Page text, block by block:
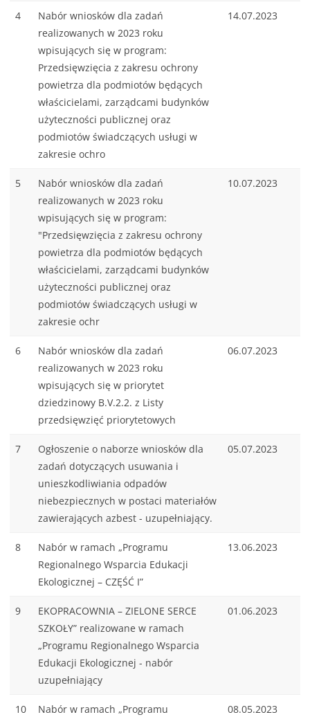
4
Nabór wniosków dla zadań
realizowanych w 2023 roku
wpisujących się w program:
Przedsięwzięcia z zakresu ochrony
powietrza dla podmiotów będących
właścicielami, zarządcami budynków
użyteczności publicznej oraz
podmiotów świadczących usługi w
zakresie ochro
14.07.2023
5
Nabór wniosków dla zadań
realizowanych w 2023 roku
wpisujących się w program:
"Przedsięwzięcia z zakresu ochrony
powietrza dla podmiotów będących
właścicielami, zarządcami budynków
użyteczności publicznej oraz
podmiotów świadczących usługi w
zakresie ochr
10.07.2023
6
Nabór wniosków dla zadań
realizowanych w 2023 roku
wpisujących się w priorytet
dziedzinowy B.V.2.2. z Listy
przedsięwzięć priorytetowych
06.07.2023
7
Ogłoszenie o naborze wniosków dla
zadań dotyczących usuwania i
unieszkodliwiania odpadów
niebezpiecznych w postaci materiałów
zawierających azbest - uzupełniający.
05.07.2023
8
Nabór w ramach „Programu
Regionalnego Wsparcia Edukacji
Ekologicznej – CZĘŚĆ I”
13.06.2023
9
EKOPRACOWNIA – ZIELONE SERCE
SZKOŁY” realizowane w ramach
„Programu Regionalnego Wsparcia
Edukacji Ekologicznej - nabór
uzupełniający
01.06.2023
10 Nabór w ramach „Programu 08.05.2023